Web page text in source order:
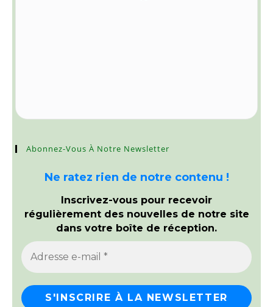
Abonnez-Vous À Notre Newsletter
Ne ratez rien de notre contenu !
Inscrivez-vous pour recevoir
régulièrement des nouvelles de notre site
dans votre boîte de réception.